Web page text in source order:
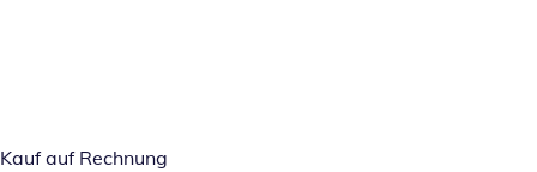
Kauf auf Rechnung